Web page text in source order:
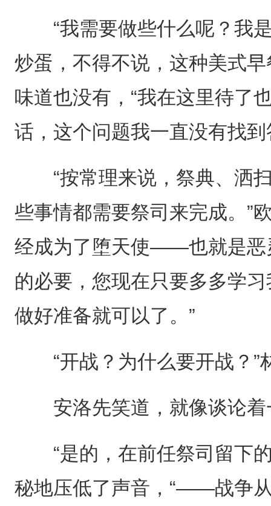
“我需要做些什么呢？我是
炒蛋，不得不说，这种美式
味道也没有，“我在这里待了
话，这个问题我一直没有找到
“按常理来说，祭典、洒扫
些事情都需要祭司来完成。”
经成为了堕天使——也就是恶
的必要，您现在只要多多学
做好准备就可以了。”
“开战？为什么要开战？”
安洛先笑道，就像谈论着
“是的，在前任祭司留下的
秘地压低了声音，“——战争